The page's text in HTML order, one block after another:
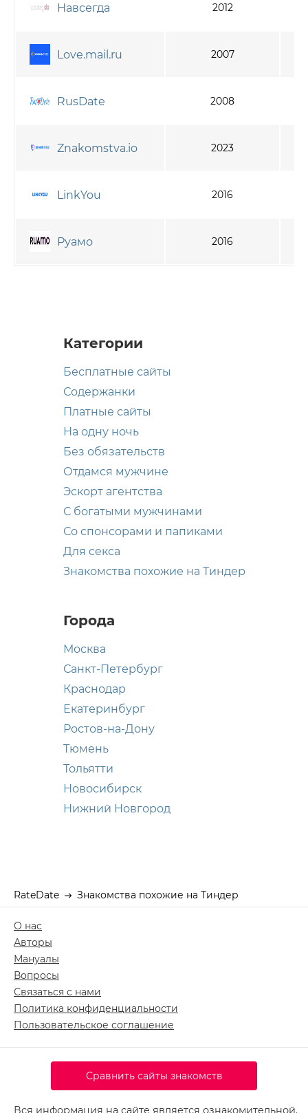
Навсегда 2012
Love.mail.ru 2007
RusDate 2008
Znakomstva.io 2023
LinkYou 2016
Руамо 2016
Категории
Бесплатные сайты
Содержанки
Платные сайты
На одну ночь
Без обязательств
Отдамся мужчине
Эскорт агентства
С богатыми мужчинами
Со спонсорами и папиками
Для секса
Знакомства похожие на Тиндер
Города
Москва
Санкт-Петербург
Краснодар
Екатеринбург
Ростов-на-Дону
Тюмень
Тольятти
Новосибирск
Нижний Новгород
RateDate Знакомства похожие на Тиндер
О нас
Авторы
Мануалы
Вопросы
Связаться с нами
Политика конфиденциальности
Пользовательское соглашение
Сравнить сайты знакомств
Вся информация на сайте является ознакомительной.